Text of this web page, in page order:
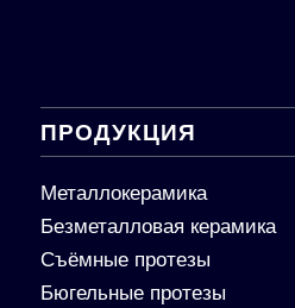
ПРОДУКЦИЯ
Металлокерамика
Безметалловая керамика
Съёмные протезы
Бюгельные протезы